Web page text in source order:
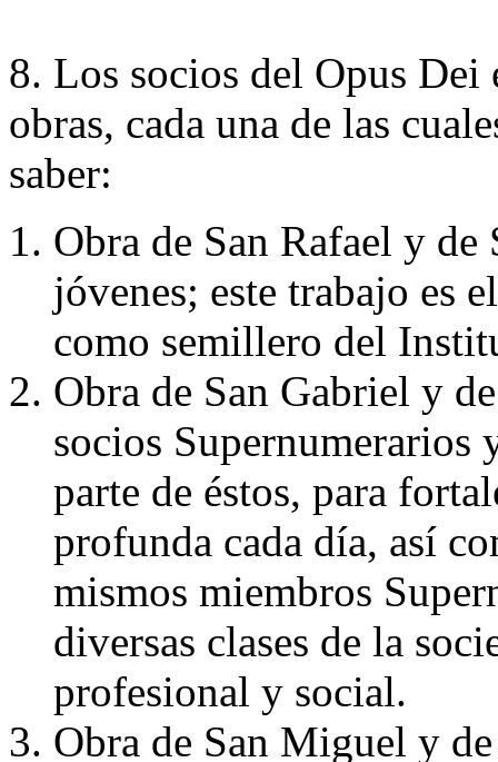
8. Los socios del Opus Dei
obras, cada una de las
saber:
Obra de San Rafael y
jóvenes; este trabajo es
como semillero del
Obra de San Gabriel y
socios Supernumerarios
parte de éstos, para
profunda cada día, así
mismos miembros
diversas clases de la
profesional y social.
Obra de San Miguel y